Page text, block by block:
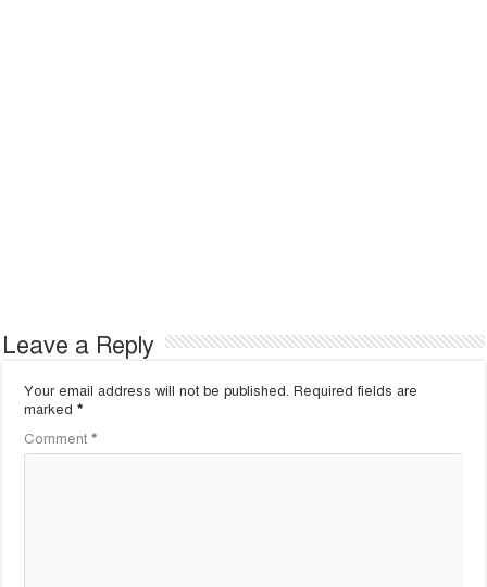
Leave a Reply
Your email address will not be published. Required fields are
marked*
Comment*